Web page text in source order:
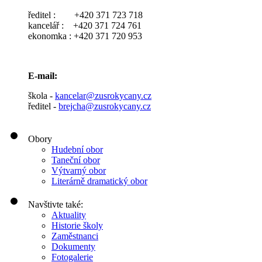
ředitel : +420 371 723 718
kancelář : +420 371 724 761
ekonomka : +420 371 720 953
E-mail:
škola - kancelar@zusrokycany.cz
ředitel - brejcha@zusrokycany.cz
Obory
Hudební obor
Taneční obor
Výtvarný obor
Literárně dramatický obor
Navštivte také:
Aktuality
Historie školy
Zaměstnanci
Dokumenty
Fotogalerie